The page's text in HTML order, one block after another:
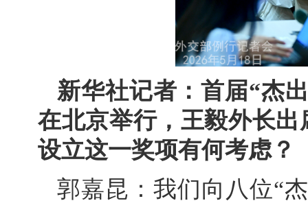
新华社记者：首届“杰
在北京举行，王毅外长
设立这一奖项有何考虑？
郭嘉昆：我们向八位“